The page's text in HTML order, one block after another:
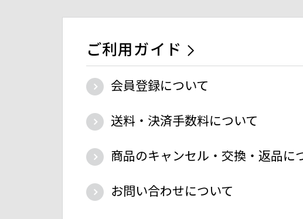
ご利用ガイド
会員登録について
送料・決済手数料について
商品のキャンセル・交換・返品に
お問い合わせについて